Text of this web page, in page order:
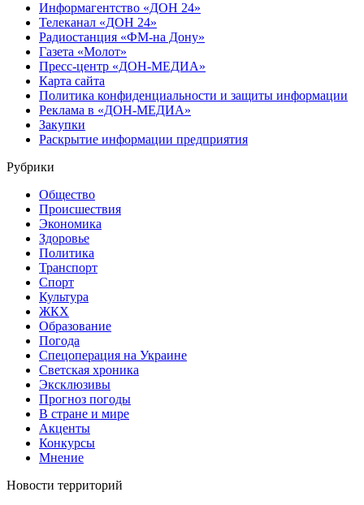
Информагентство «ДОН 24»
Телеканал «ДОН 24»
Радиостанция «ФМ-на Дону»
Газета «Молот»
Пресс-центр «ДОН-МЕДИА»
Карта сайта
Политика конфиденциальности и защиты информации
Реклама в «ДОН-МЕДИА»
Закупки
Раскрытие информации предприятия
Рубрики
Общество
Происшествия
Экономика
Здоровье
Политика
Транспорт
Спорт
Культура
ЖКХ
Образование
Погода
Спецоперация на Украине
Светская хроника
Эксклюзивы
Прогноз погоды
В стране и мире
Акценты
Конкурсы
Мнение
Новости территорий